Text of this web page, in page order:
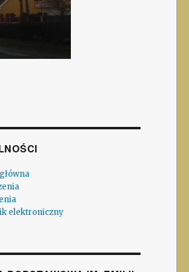
elektroniczny